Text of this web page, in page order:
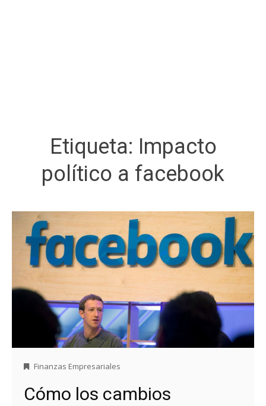
Etiqueta: Impacto
político a facebook
Finanzas Empresariales
Cómo los cambios